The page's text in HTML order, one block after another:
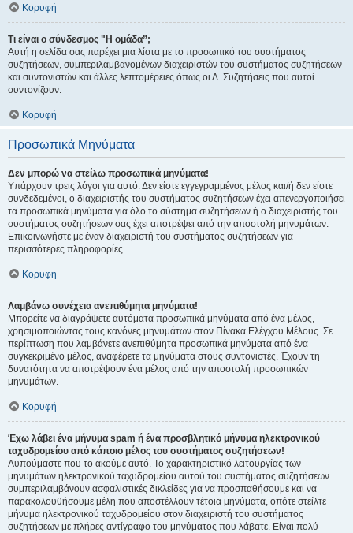
Κορυφή
Τι είναι ο σύνδεσμος "Η ομάδα”;
Αυτή η σελίδα σας παρέχει μια λίστα με το προσωπικό του συστήματος
συζητήσεων, συμπεριλαμβανομένων διαχειριστών του συστήματος συζητήσεων
και συντονιστών και άλλες λεπτομέρειες όπως οι Δ. Συζητήσεις που αυτοί
συντονίζουν.
Κορυφή
Προσωπικά Μηνύματα
Δεν μπορώ να στείλω προσωπικά μηνύματα!
Υπάρχουν τρεις λόγοι για αυτό. Δεν είστε εγγεγραμμένος μέλος και/ή δεν είστε
συνδεδεμένοι, ο διαχειριστής του συστήματος συζητήσεων έχει απενεργοποιήσει
τα προσωπικά μηνύματα για όλο το σύστημα συζητήσεων ή ο διαχειριστής του
συστήματος συζητήσεων σας έχει αποτρέψει από την αποστολή μηνυμάτων.
Επικοινωνήστε με έναν διαχειριστή του συστήματος συζητήσεων για
περισσότερες πληροφορίες.
Κορυφή
Λαμβάνω συνέχεια ανεπιθύμητα μηνύματα!
Μπορείτε να διαγράψετε αυτόματα προσωπικά μηνύματα από ένα μέλος,
χρησιμοποιώντας τους κανόνες μηνυμάτων στον Πίνακα Ελέγχου Μέλους. Σε
περίπτωση που λαμβάνετε ανεπιθύμητα προσωπικά μηνύματα από ένα
συγκεκριμένο μέλος, αναφέρετε τα μηνύματα στους συντονιστές. Έχουν τη
δυνατότητα να αποτρέψουν ένα μέλος από την αποστολή προσωπικών
μηνυμάτων.
Κορυφή
Έχω λάβει ένα μήνυμα spam ή ένα προσβλητικό μήνυμα ηλεκτρονικού
ταχυδρομείου από κάποιο μέλος του συστήματος συζητήσεων!
Λυπούμαστε που το ακούμε αυτό. Το χαρακτηριστικό λειτουργίας των
μηνυμάτων ηλεκτρονικού ταχυδρομείου αυτού του συστήματος συζητήσεων
συμπεριλαμβάνουν ασφαλιστικές δικλείδες για να προσπαθήσουμε και να
παρακολουθήσουμε μέλη που αποστέλλουν τέτοια μηνύματα, οπότε στείλτε
μήνυμα ηλεκτρονικού ταχυδρομείου στον διαχειριστή του συστήματος
συζητήσεων με πλήρες αντίγραφο του μηνύματος που λάβατε. Είναι πολύ